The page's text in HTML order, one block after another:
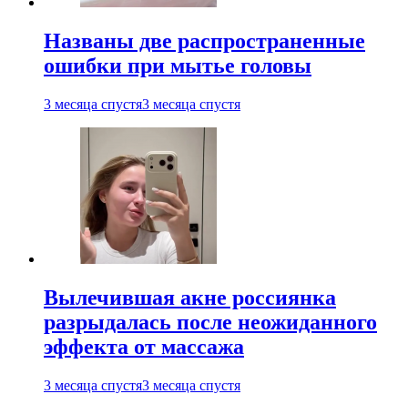
Названы две распространенные
ошибки при мытье головы
3 месяца спустя3 месяца спустя
Вылечившая акне россиянка
разрыдалась после неожиданного
эффекта от массажа
3 месяца спустя3 месяца спустя